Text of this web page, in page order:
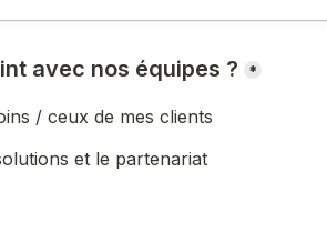
avec nos équipes ? *
/ ceux de mes clients
et le partenariat